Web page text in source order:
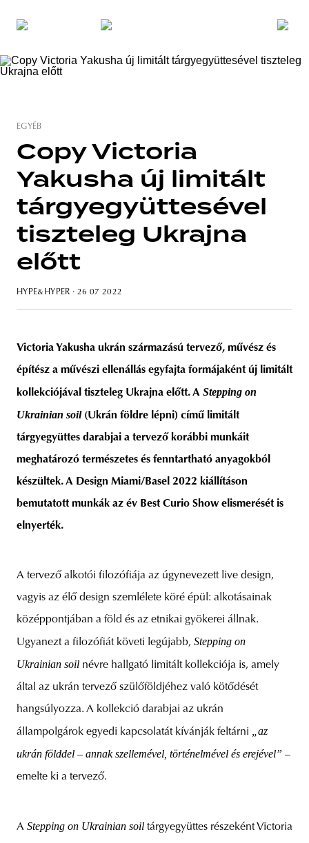
EGYÉB
Copy Victoria
Yakusha új limitált
tárgyegyüttesével
tiszteleg Ukrajna
előtt
HYPE&HYPER · 26 07 2022
Victoria Yakusha ukrán származású tervező, művész és
építész a művészi ellenállás egyfajta formájaként új limitált
kollekciójával tiszteleg Ukrajna előtt. A Stepping on
Ukrainian soil(Ukrán földre lépni) című limitált
tárgyegyüttes darabjai a tervező korábbi munkáit
meghatározó természetes és fenntartható anyagokból
készültek. A Design Miami/Basel 2022 kiállításon
bemutatott munkák az év Best Curio Show elismerését is
elnyerték.
A tervező alkotói filozófiája az úgynevezett live design,
vagyis az élő design szemlélete köré épül: alkotásainak
középpontjában a föld és az etnikai gyökerei állnak.
Ugyanezt a filozófiát követi legújabb, Stepping on
Ukrainian soil névre hallgató limitált kollekciója is, amely
által az ukrán tervező szülőföldjéhez való kötődését
hangsúlyozza. A kollekció darabjai az ukrán
állampolgárok egyedi kapcsolatát kívánják feltárni
„az
ukrán földdel – annak szellemével, történelmével és erejével” –
emelte ki a tervező.
A Stepping on Ukrainian soil tárgyegyüttes részeként Victoria